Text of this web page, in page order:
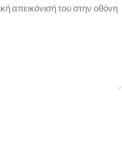
απεικόνισή του στην οθόνη